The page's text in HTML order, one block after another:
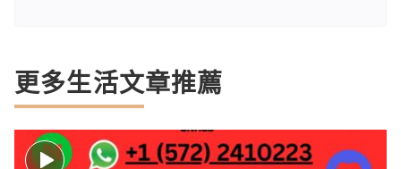
更多生活文章推薦